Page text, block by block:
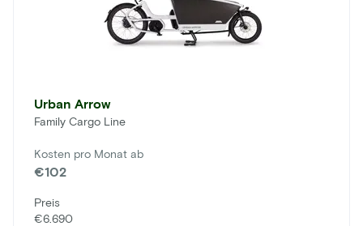
Urban Arrow
Family Cargo Line
Kosten pro Monat ab
€102
Preis
€6.690